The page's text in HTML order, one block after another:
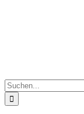
Suche
nach: